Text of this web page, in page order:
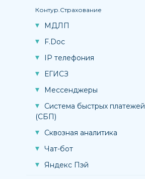
Контур.Страхование
МДЛП
F.Doc
IP телефония
ЕГИСЗ
Мессенджеры
Система быстрых платежей
(СБП)
Сквозная аналитика
Чат-бот
Яндекс Пэй